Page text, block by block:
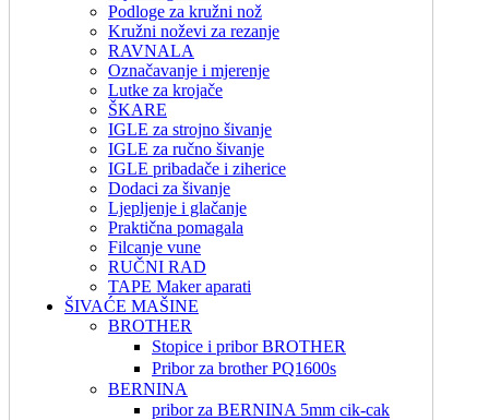
Podloge za kružni nož
Kružni noževi za rezanje
RAVNALA
Označavanje i mjerenje
Lutke za krojače
ŠKARE
IGLE za strojno šivanje
IGLE za ručno šivanje
IGLE pribadače i ziherice
Dodaci za šivanje
Ljepljenje i glačanje
Praktična pomagala
Filcanje vune
RUČNI RAD
TAPE Maker aparati
ŠIVAĆE MAŠINE
BROTHER
Stopice i pribor BROTHER
Pribor za brother PQ1600s
BERNINA
pribor za BERNINA 5mm cik-cak